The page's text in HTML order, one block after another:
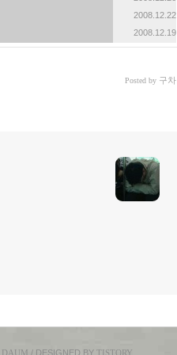
2008.12.22
2008.12.19
Posted by 구
DAUM / DESIGNED BY TISTORY